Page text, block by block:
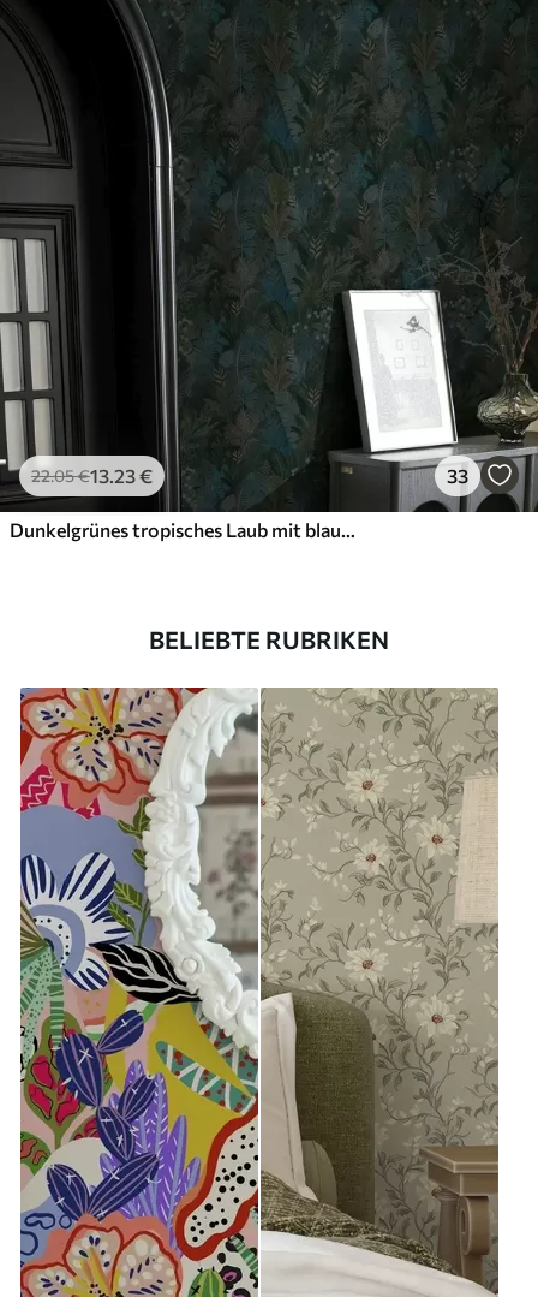
22.05€13.23€ 33
Dunkelgrünes tropisches Laub mit blauen Akzenten
BELIEBTE RUBRIKEN